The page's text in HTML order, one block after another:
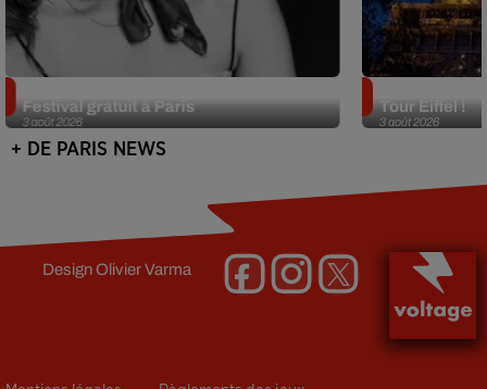
3 août 2026
Festival gratuit à Paris
3 août 2026
Tour Eiffel !
+ DE PARIS NEWS
DesignOlivier Varma